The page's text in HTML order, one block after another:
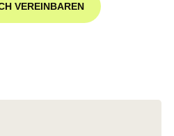
VEREINBAREN